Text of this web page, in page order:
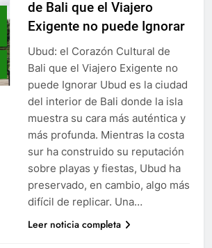
de Bali que el Viajero
Exigente no puede Ignorar
Ubud: el Corazón Cultural de
Bali que el Viajero Exigente no
puede Ignorar Ubud es la ciudad
del interior de Bali donde la isla
muestra su cara más auténtica y
más profunda. Mientras la costa
sur ha construido su reputación
sobre playas y fiestas, Ubud ha
preservado, en cambio, algo más
difícil de replicar. Una…
Leer noticia completa